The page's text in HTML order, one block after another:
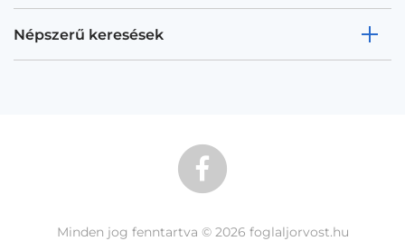
Népszerű keresések
Minden jog fenntartva © 2026 foglaljorvost.hu